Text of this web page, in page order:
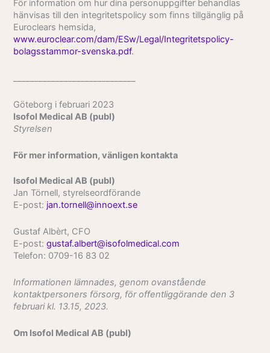
För information om hur dina personuppgifter behandlas
hänvisas till den integritetspolicy som finns tillgänglig på
Euroclears hemsida,
www.euroclear.com/dam/ESw/Legal/Integritetspolicy-
bolagsstammor-svenska.pdf.
Göteborg i februari 2023
Isofol Medical AB (publ)
Styrelsen
För mer information, vänligen kontakta
Isofol Medical AB (publ)
Jan Törnell, styrelseordförande
E-post: jan.tornell@innoext.se
Gustaf Albèrt, CFO
E-post:gustaf.albert@isofolmedical.com
Telefon: 0709-16 83 02
Informationen lämnades, genom ovanstående
kontaktpersoners försorg, för offentliggörande den 3
februari kl. 13.15, 2023.
Om Isofol Medical AB (publ)